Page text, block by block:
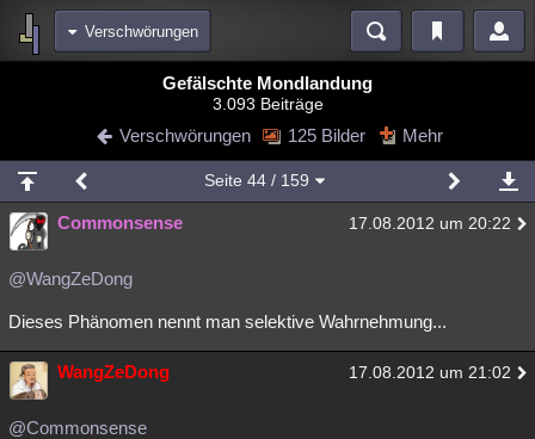
Verschwörungen
Blogs Videos
Chat Wiki Neuigkeiten
meine Rubriken
Menschen Wissenschaft Mystery Kriminalfälle
Spiritualität
Natur Umfragen Unterhaltung
weitere Rubriken
Philosophie
Gefälschte Mondlandung
3.093 Beiträge
Verschwörungen 125 Bilder Mehr
Seite 44/ 159
Commonsense 17.08.2012 um 20:22
@WangZeDong
Dieses Phänomen nennt man selektive Wahrnehmung...
WangZeDong 17.08.2012 um 21:02
@Commonsense